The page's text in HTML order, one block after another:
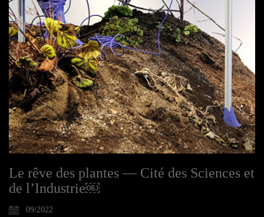
Le rêve des plantes — Cité des Sciences et
de l’Industrie￼
09/2022